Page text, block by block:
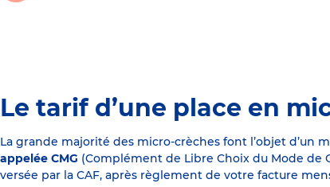
Le tarif d’une place en
La grande majorité des micro-crèches font l’objet d’un
appelée CMG (Complément de Libre Choix du Mode de
versée par la CAF, après règlement de votre facture